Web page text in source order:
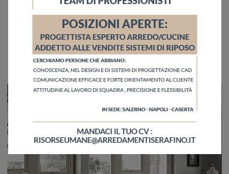
Taxi Atelier SG